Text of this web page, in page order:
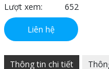
Lượt xem:
652
Liên hệ
Thông tin chi tiết